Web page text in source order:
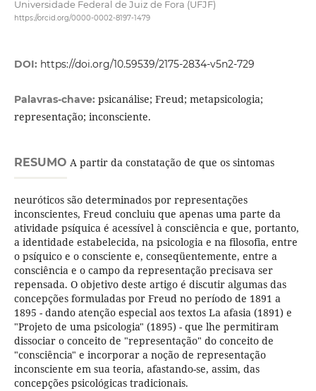
Universidade Federal de Juiz de Fora (UFJF)
https://orcid.org/0000-0002-8197-1479
DOI: https://doi.org/10.59539/2175-2834-v5n2-729
Palavras-chave: psicanálise; Freud; metapsicologia;
representação; inconsciente.
RESUMO A partir da constatação de que os sintomas
neuróticos são determinados por representações
inconscientes, Freud concluiu que apenas uma parte da
atividade psíquica é acessível à consciência e que, portanto,
a identidade estabelecida, na psicologia e na filosofia, entre
o psíquico e o consciente e, conseqüentemente, entre a
consciência e o campo da representação precisava ser
repensada. O objetivo deste artigo é discutir algumas das
concepções formuladas por Freud no período de 1891 a
1895 - dando atenção especial aos textos La afasia (1891) e
"Projeto de uma psicologia" (1895) - que lhe permitiram
dissociar o conceito de "representação" do conceito de
"consciência" e incorporar a noção de representação
inconsciente em sua teoria, afastando-se, assim, das
concepções psicológicas tradicionais.